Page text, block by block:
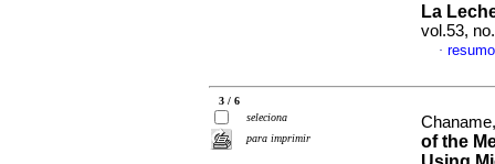
La
vol.53,
·
3 / 6
seleciona
para imprimir
of the